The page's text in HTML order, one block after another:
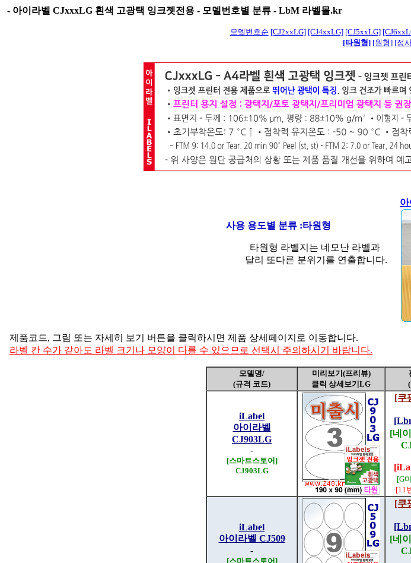
- 아이라벨 CJxxxLG 흰색 고광택 잉크젯전용 - 모델번호별 분류 - LbM 라벨몰.kr
모델번호순 [CJ2xxLG] [CJ4xxLG] [CJ5xxLG]
[타원형] [원형] [정
사용 용도별 분류 :타원형
타원형 라벨지는 네모난 라벨과
달리 또다른 분위기를 연출합니다.
제품코드, 그림 또는 자세히 보기 버튼을 클릭하시면 제품 상세페이지로 이동합니다.
라벨 칸 수가 같아도 라벨 크기나 모양이 다를 수 있으므로 선택시 주의하시기 바랍니다.
모델명/
(규격 코드)
미리보기(프리뷰)
클릭 상세보기LG
iLabel
아이라벨
CJ903LG
-
[스마트스토어]
CJ903LG
[쿠
[네
[G
[11
iLabel
아이라벨 CJ509
-
[스마트스토어]
[쿠
[네